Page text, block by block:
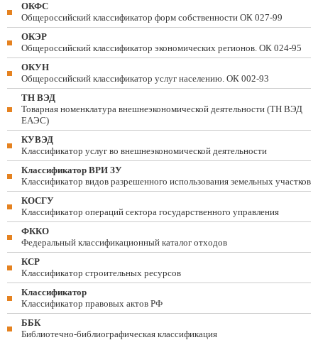
ОКФС
Общероссийский классификатор форм собственности ОК 027-99
ОКЭР
Общероссийский классификатор экономических регионов. ОК 024-95
ОКУН
Общероссийский классификатор услуг населению. ОК 002-93
ТН ВЭД
Товарная номенклатура внешнеэкономической деятельности (ТН ВЭД
ЕАЭС)
КУВЭД
Классификатор услуг во внешнеэкономической деятельности
Классификатор ВРИ ЗУ
Классификатор видов разрешенного использования земельных участков
КОСГУ
Классификатор операций сектора государственного управления
ФККО
Федеральный классификационный каталог отходов
КСР
Классификатор строительных ресурсов
Классификатор
Классификатор правовых актов РФ
ББК
Библиотечно-библиографическая классификация